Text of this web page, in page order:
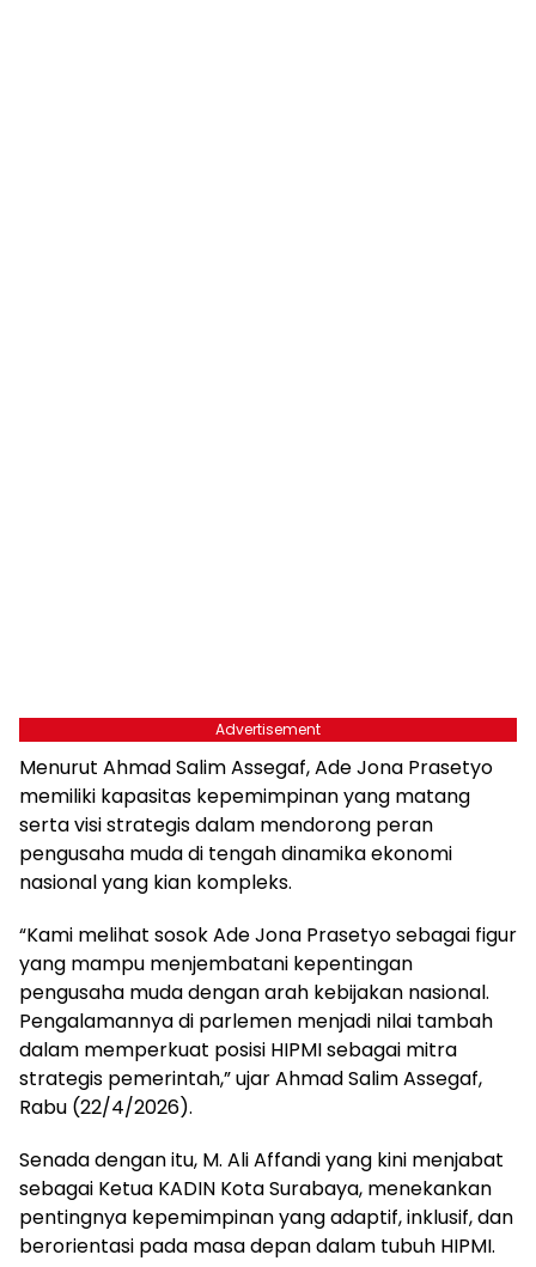
Advertisement
Menurut Ahmad Salim Assegaf, Ade Jona Prasetyo
memiliki kapasitas kepemimpinan yang matang
serta visi strategis dalam mendorong peran
pengusaha muda di tengah dinamika ekonomi
nasional yang kian kompleks.
“Kami melihat sosok Ade Jona Prasetyo sebagai figur
yang mampu menjembatani kepentingan
pengusaha muda dengan arah kebijakan nasional.
Pengalamannya di parlemen menjadi nilai tambah
dalam memperkuat posisi HIPMI sebagai mitra
strategis pemerintah,” ujar Ahmad Salim Assegaf,
Rabu (22/4/2026).
Senada dengan itu, M. Ali Affandi yang kini menjabat
sebagai Ketua KADIN Kota Surabaya, menekankan
pentingnya kepemimpinan yang adaptif, inklusif, dan
berorientasi pada masa depan dalam tubuh HIPMI.